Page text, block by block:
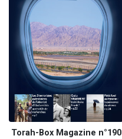
Torah-Box Magazine n°190